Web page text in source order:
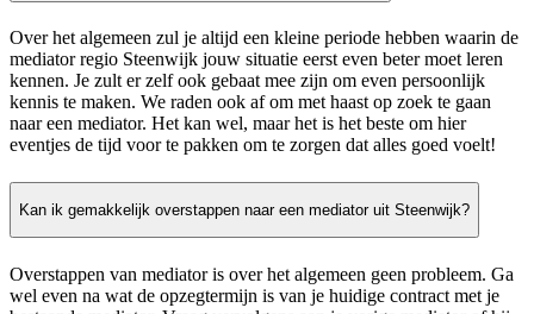
Over het algemeen zul je altijd een kleine periode hebben waarin de
mediator regio Steenwijk jouw situatie eerst even beter moet leren
kennen. Je zult er zelf ook gebaat mee zijn om even persoonlijk
kennis te maken. We raden ook af om met haast op zoek te gaan
naar een mediator. Het kan wel, maar het is het beste om hier
eventjes de tijd voor te pakken om te zorgen dat alles goed voelt!
Kan ik gemakkelijk overstappen naar een mediator uit Steenwijk?
Overstappen van mediator is over het algemeen geen probleem. Ga
wel even na wat de opzegtermijn is van je huidige contract met je